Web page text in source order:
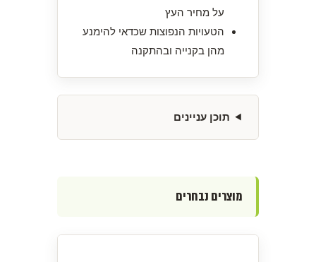
על מחיר העץ
הטעויות הנפוצות שכדאי להימנע
מהן בקנייה ובהתקנה
תוכן עניינים
מוצרים נבחרים